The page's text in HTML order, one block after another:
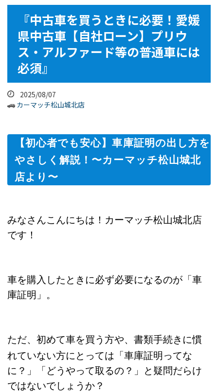
『中古車を買うときに必要！愛媛
県中古車【自社ローン】プリウ
ス・アルファード等の普通車には
必須』
2025/08/07
カーマッチ松山城北店
【初心者でも安心】車庫証明の出し方を
やさしく解説！〜カーマッチ松山城北
店より〜
みなさんこんにちは！カーマッチ松山城北店
です！
車を購入したときに必ず必要になるのが「車
庫証明」。
ただ、初めて車を買う方や、書類手続きに慣
れていない方にとっては「車庫証明ってな
に？」「どうやって取るの？」と疑問だらけ
ではないでしょうか？